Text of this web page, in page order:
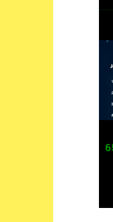
virtual para o